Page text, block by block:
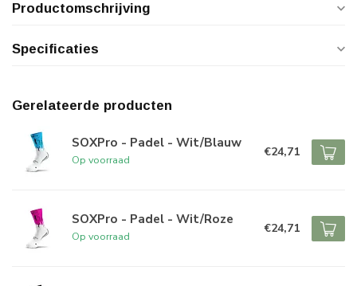
Productomschrijving
Specificaties
Gerelateerde producten
SOXPro - Padel - Wit/Blauw
Op voorraad
€24,71
SOXPro - Padel - Wit/Roze
Op voorraad
€24,71